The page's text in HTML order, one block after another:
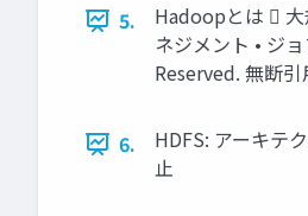
5.
Hadoopとは  大
ネジメント • ジ
Reserved. 無断
6.
HDFS: アーキテ
止